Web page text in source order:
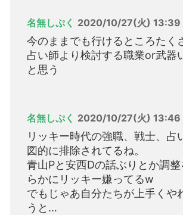
名無しぷく 2020/10/27(火) 13:39
今のままでも行けるところたく
占い師より検討する職業or武器
と思う
名無しぷく 2020/10/27(火) 13:46
リッキー時代の強職、戦士、占
図的に排除されてるね。
青山Pと安西Dの話ぶりとか調
らかにリッキー嫌ってるw
でもじゃあ自分たちが上手くや
うと…